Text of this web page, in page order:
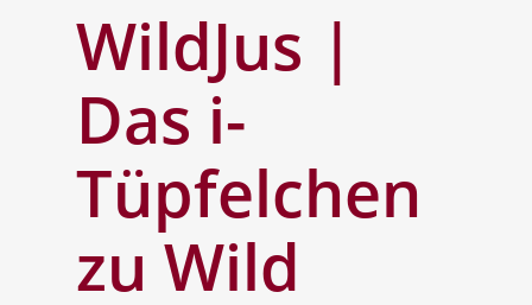
WildJus |
Das i-
Tüpfelchen
zu Wild